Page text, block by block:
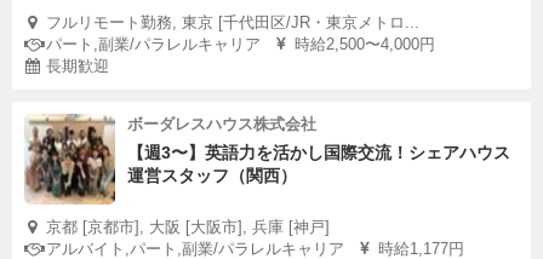
フルリモート勤務, 東京 [千代田区/JR・東京メトロ...
パート,副業/パラレルキャリア
時給2,500〜4,000円
長期歓迎
ボーダレスハウス株式会社
【週3〜】英語力を活かし国際交流！シェアハウス
運営スタッフ（関西）
京都 [京都市], 大阪 [大阪市], 兵庫 [神戸]
アルバイト,パート,副業/パラレルキャリア
時給1,177円